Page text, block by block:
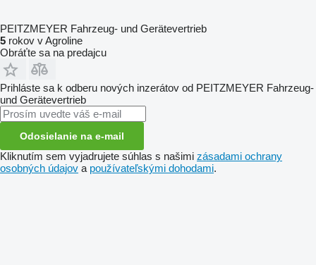
PEITZMEYER Fahrzeug- und Gerätevertrieb
5 rokov v Agroline
Obráťte sa na predajcu
Prihláste sa k odberu nových inzerátov od PEITZMEYER Fahrzeug-
und Gerätevertrieb
Odosielanie na e-mail
Kliknutím sem vyjadrujete súhlas s našimi zásadami ochrany
osobných údajov a používateľskými dohodami.